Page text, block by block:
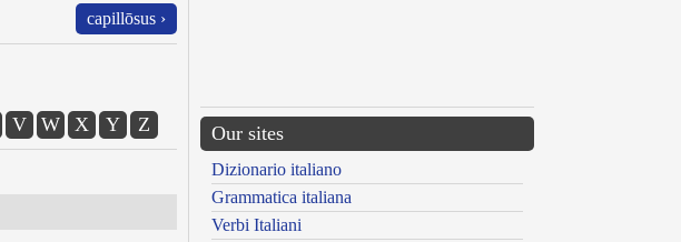
capillōsus ›
V W X Y Z Our sites
Dizionario italiano
Grammatica italiana
Verbi Italiani